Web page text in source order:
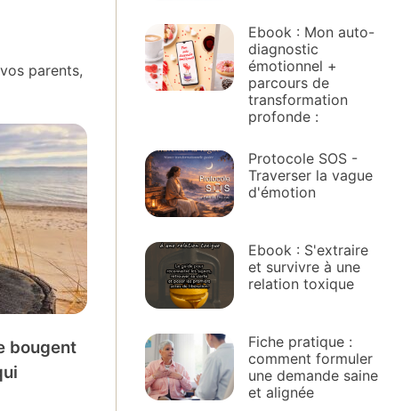
parents,
bougent
Ebook : Mon auto-
diagnostic
émotionnel +
parcours de
transformation
profonde :
Protocole SOS -
Traverser la vague
d'émotion
Ebook : S'extraire
et survivre à une
relation toxique
Fiche pratique :
comment formuler
une demande saine
et alignée